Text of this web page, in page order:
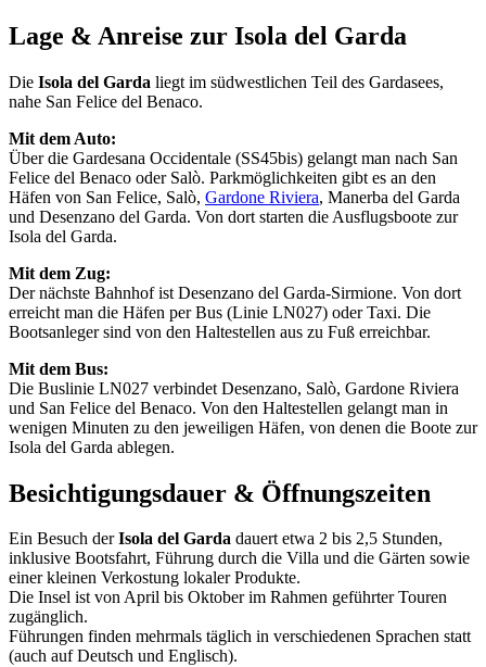
Lage & Anreise zur Isola del Garda
Die Isola del Garda liegt im südwestlichen Teil des Gardasees,
nahe San Felice del Benaco.
Mit dem Auto:
Über die Gardesana Occidentale (SS45bis) gelangt man nach San
Felice del Benaco oder Salò. Parkmöglichkeiten gibt es an den
Häfen von San Felice, Salò, Gardone Riviera, Manerba del Garda
und Desenzano del Garda. Von dort starten die Ausflugsboote zur
Isola del Garda.
Mit dem Zug:
Der nächste Bahnhof ist Desenzano del Garda-Sirmione. Von dort
erreicht man die Häfen per Bus (Linie LN027) oder Taxi. Die
Bootsanleger sind von den Haltestellen aus zu Fuß erreichbar.
Mit dem Bus:
Die Buslinie LN027 verbindet Desenzano, Salò, Gardone Riviera
und San Felice del Benaco. Von den Haltestellen gelangt man in
wenigen Minuten zu den jeweiligen Häfen, von denen die Boote zur
Isola del Garda ablegen.
Besichtigungsdauer & Öffnungszeiten
Ein Besuch derIsola del Garda dauert etwa 2 bis 2,5 Stunden,
inklusive Bootsfahrt, Führung durch die Villa und die Gärten sowie
einer kleinen Verkostung lokaler Produkte.
Die Insel ist von April bis Oktober im Rahmen geführter Touren
zugänglich.
Führungen finden mehrmals täglich in verschiedenen Sprachen statt
(auch auf Deutsch und Englisch).